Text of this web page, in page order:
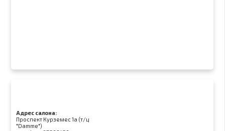
Адрес салона:
Проспект Курземес 1а (т/ц
"Damme")